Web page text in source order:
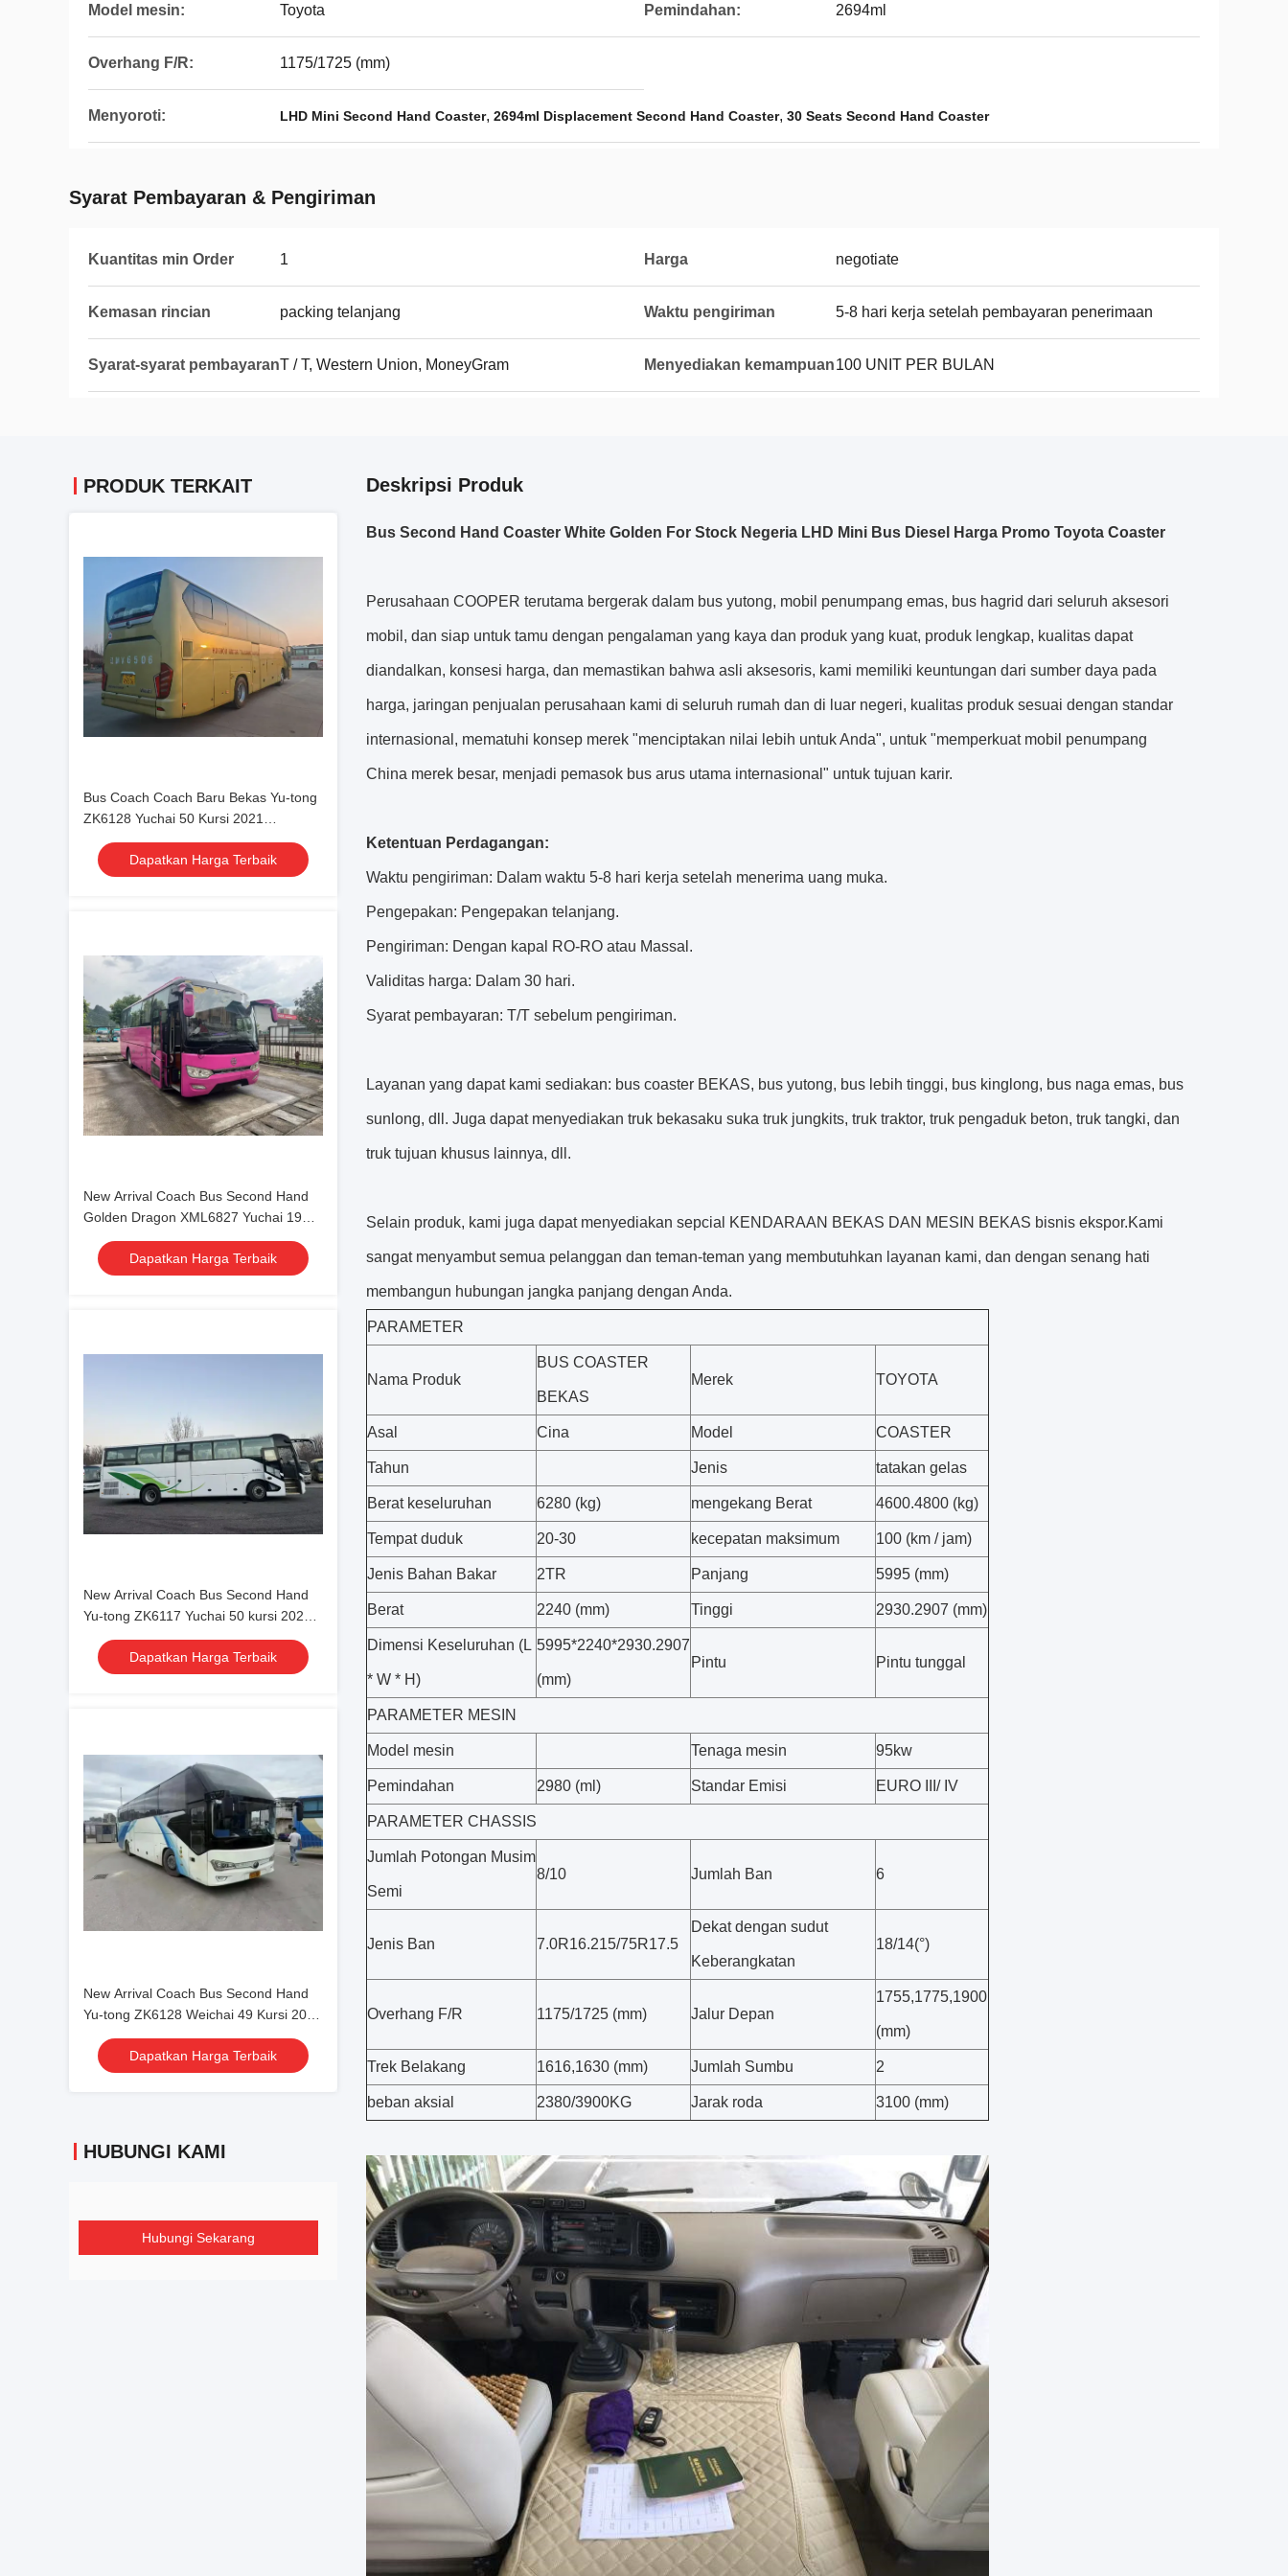
Model mesin: Toyota Pemindahan: 2694ml
Overhang F/R: 1175/1725 (mm)
Menyoroti: LHD Mini Second Hand Coaster, 2694ml Displacement Second Hand Coaster, 30 Seats Second Hand Coaster
Syarat Pembayaran & Pengiriman
Kuantitas min Order 1 Harga negotiate
Kemasan rincian packing telanjang Waktu pengiriman 5-8 hari kerja setelah pembayaran penerimaan
Syarat-syarat pembayaranT / T, Western Union, MoneyGram Menyediakan kemampuan100 UNIT PER BULAN
PRODUK TERKAIT
Bus Coach Coach Baru Bekas Yu-tong
ZK6128 Yuchai 50 Kursi 2021
Transport Mewah Dengan AC
Dapatkan Harga Terbaik
New Arrival Coach Bus Second Hand
Golden Dragon XML6827 Yuchai 19
Seat 2020 Transportasi Mewah
Dengan ACDapatkan Harga Terbaik
New Arrival Coach Bus Second Hand
Yu-tong ZK6117 Yuchai 50 kursi 2023
Transportasi Mewah Dengan AC
Dapatkan Harga Terbaik
New Arrival Coach Bus Second Hand
Yu-tong ZK6128 Weichai 49 Kursi 2021
Transportasi Mewah Dengan AC
Dapatkan Harga Terbaik
HUBUNGI KAMI
Hubungi Sekarang
Deskripsi Produk
Bus Second Hand Coaster White Golden For Stock Negeria LHD Mini Bus Diesel Harga Promo Toyota Coaster
Perusahaan COOPER terutama bergerak dalam bus yutong, mobil penumpang emas, bus hagrid dari seluruh aksesori
mobil, dan siap untuk tamu dengan pengalaman yang kaya dan produk yang kuat, produk lengkap, kualitas dapat
diandalkan, konsesi harga, dan memastikan bahwa asli aksesoris, kami memiliki keuntungan dari sumber daya pada
harga, jaringan penjualan perusahaan kami di seluruh rumah dan di luar negeri, kualitas produk sesuai dengan standar
internasional, mematuhi konsep merek "menciptakan nilai lebih untuk Anda", untuk "memperkuat mobil penumpang
China merek besar, menjadi pemasok bus arus utama internasional" untuk tujuan karir.
Ketentuan Perdagangan:
Waktu pengiriman: Dalam waktu 5-8 hari kerja setelah menerima uang muka.
Pengepakan: Pengepakan telanjang.
Pengiriman: Dengan kapal RO-RO atau Massal.
Validitas harga: Dalam 30 hari.
Syarat pembayaran: T/T sebelum pengiriman.
Layanan yang dapat kami sediakan: bus coaster BEKAS, bus yutong, bus lebih tinggi, bus kinglong, bus naga emas, bus
sunlong, dll. Juga dapat menyediakan truk bekasaku suka truk jungkits, truk traktor, truk pengaduk beton, truk tangki, dan
truk tujuan khusus lainnya, dll.
Selain produk, kami juga dapat menyediakan sepcial KENDARAAN BEKAS DAN MESIN BEKAS bisnis ekspor.Kami
sangat menyambut semua pelanggan dan teman-teman yang membutuhkan layanan kami, dan dengan senang hati
membangun hubungan jangka panjang dengan Anda.
PARAMETER
Nama Produk
BUS COASTER
BEKAS
Merek TOYOTA
Asal Cina Model COASTER
Tahun Jenis tatakan gelas
Berat keseluruhan 6280 (kg) mengekang Berat 4600.4800 (kg)
Tempat duduk 20-30 kecepatan maksimum 100 (km / jam)
Jenis Bahan Bakar 2TR Panjang 5995 (mm)
Berat 2240 (mm) Tinggi 2930.2907 (mm)
Dimensi Keseluruhan (L
* W * H)
5995*2240*2930.2907
(mm)
Pintu Pintu tunggal
PARAMETER MESIN
Model mesin Tenaga mesin 95kw
Pemindahan 2980 (ml) Standar Emisi EURO III/ IV
PARAMETER CHASSIS
Jumlah Potongan Musim
Semi
8/10 Jumlah Ban 6
Jenis Ban 7.0R16.215/75R17.5
Dekat dengan sudut
Keberangkatan
18/14(°)
Overhang F/R 1175/1725 (mm) Jalur Depan
1755,1775,1900
(mm)
Trek Belakang 1616,1630 (mm) Jumlah Sumbu 2
beban aksial 2380/3900KG Jarak roda 3100 (mm)